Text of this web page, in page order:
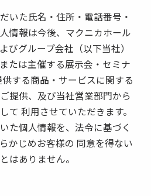
いた氏名・住所・電話番号・
情報は今後、マクニカホール
びグループ会社（以下当社）
たは主催する展示会・セミナ
する商品・サービスに関する
提供、及び当社営業部門から
て 利用させていただきます。
た個人情報を、法令に基づく
かじめお客様の 同意を得ない
はありません。